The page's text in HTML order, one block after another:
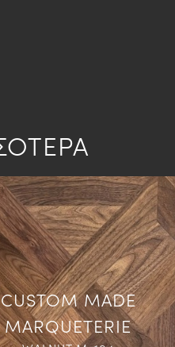
CUSTOM MADE
MARQUETERIE